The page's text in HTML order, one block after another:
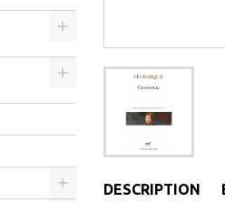
DESCRIPTION